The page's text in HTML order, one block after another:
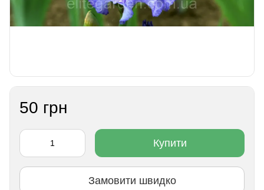
50 грн
Купити
Замовити швидко